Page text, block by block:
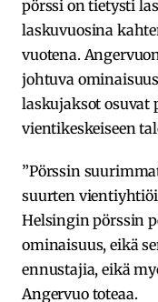
pörssi on tietysti
laskuvuosina
vuotena.
johtuva
laskujaksot osuvat
vientikeskeiseen
”Pörssin
suurten
Helsingin pörssin
ominaisuus, eikä
ennustajia, eikä
Angervuo toteaa.